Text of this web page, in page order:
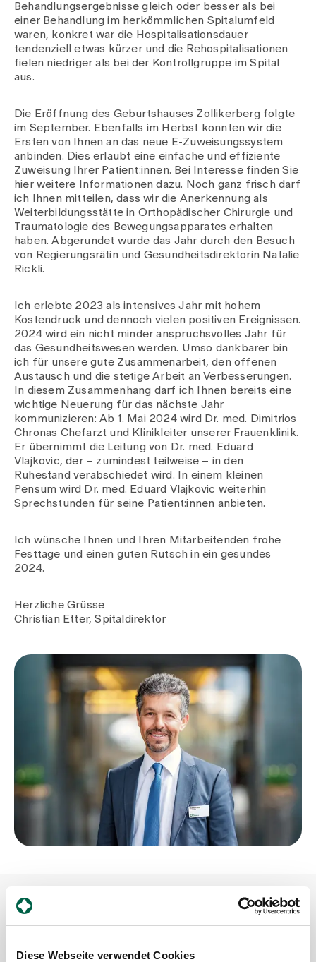
Diese Webseite verwendet Cookies
Behandlungsergebnisse gleich oder besser als bei
einer Behandlung im herkömmlichen Spitalumfeld
waren, konkret war die Hospitalisationsdauer
tendenziell etwas kürzer und die Rehospitalisationen
fielen niedriger als bei der Kontrollgruppe im Spital
aus.
Die Eröffnung des Geburtshauses Zollikerberg folgte
im September. Ebenfalls im Herbst konnten wir die
Ersten von Ihnen an das neue E-Zuweisungssystem
anbinden. Dies erlaubt eine einfache und effiziente
Zuweisung Ihrer Patient:innen. Bei Interesse finden Sie
hier weitere Informationen dazu. Noch ganz frisch darf
ich Ihnen mitteilen, dass wir die Anerkennung als
Weiterbildungsstätte in Orthopädischer Chirurgie und
Traumatologie des Bewegungsapparates erhalten
haben. Abgerundet wurde das Jahr durch den Besuch
von Regierungsrätin und Gesundheitsdirektorin Natalie
Rickli.
Ich erlebte 2023 als intensives Jahr mit hohem
Kostendruck und dennoch vielen positiven Ereignissen.
2024 wird ein nicht minder anspruchsvolles Jahr für
das Gesundheitswesen werden. Umso dankbarer bin
ich für unsere gute Zusammenarbeit, den offenen
Austausch und die stetige Arbeit an Verbesserungen.
In diesem Zusammenhang darf ich Ihnen bereits eine
wichtige Neuerung für das nächste Jahr
kommunizieren: Ab 1. Mai 2024 wird Dr. med. Dimitrios
Chronas Chefarzt und Klinikleiter unserer Frauenklinik.
Er übernimmt die Leitung von Dr. med. Eduard
Vlajkovic, der – zumindest teilweise – in den
Ruhestand verabschiedet wird. In einem kleinen
Pensum wird Dr. med. Eduard Vlajkovic weiterhin
Sprechstunden für seine Patient:innen anbieten.
Ich wünsche Ihnen und Ihren Mitarbeitenden frohe
Festtage und einen guten Rutsch in ein gesundes
2024.
Herzliche Grüsse
Christian Etter, Spitaldirektor